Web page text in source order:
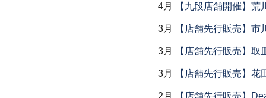
4月 【九段店舗開催】荒
3月 【店舗先行販売】
3月 【店舗先行販売】取
3月 【店舗先行販売】
2月 【店舗先行販売】